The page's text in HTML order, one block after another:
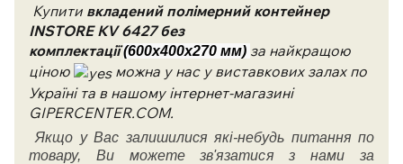
Купити вкладений полімерний контейнер
INSTORE KV 6427 без
комплектації(600х400х270 мм) за найкращою
ціною
можна у нас у виставкових залах по
Україні та в нашому інтернет-магазині
GIPERCENTER.COM.
Якщо у Вас залишилися які-небудь питання по
товару, Ви можете зв'язатися з нами за